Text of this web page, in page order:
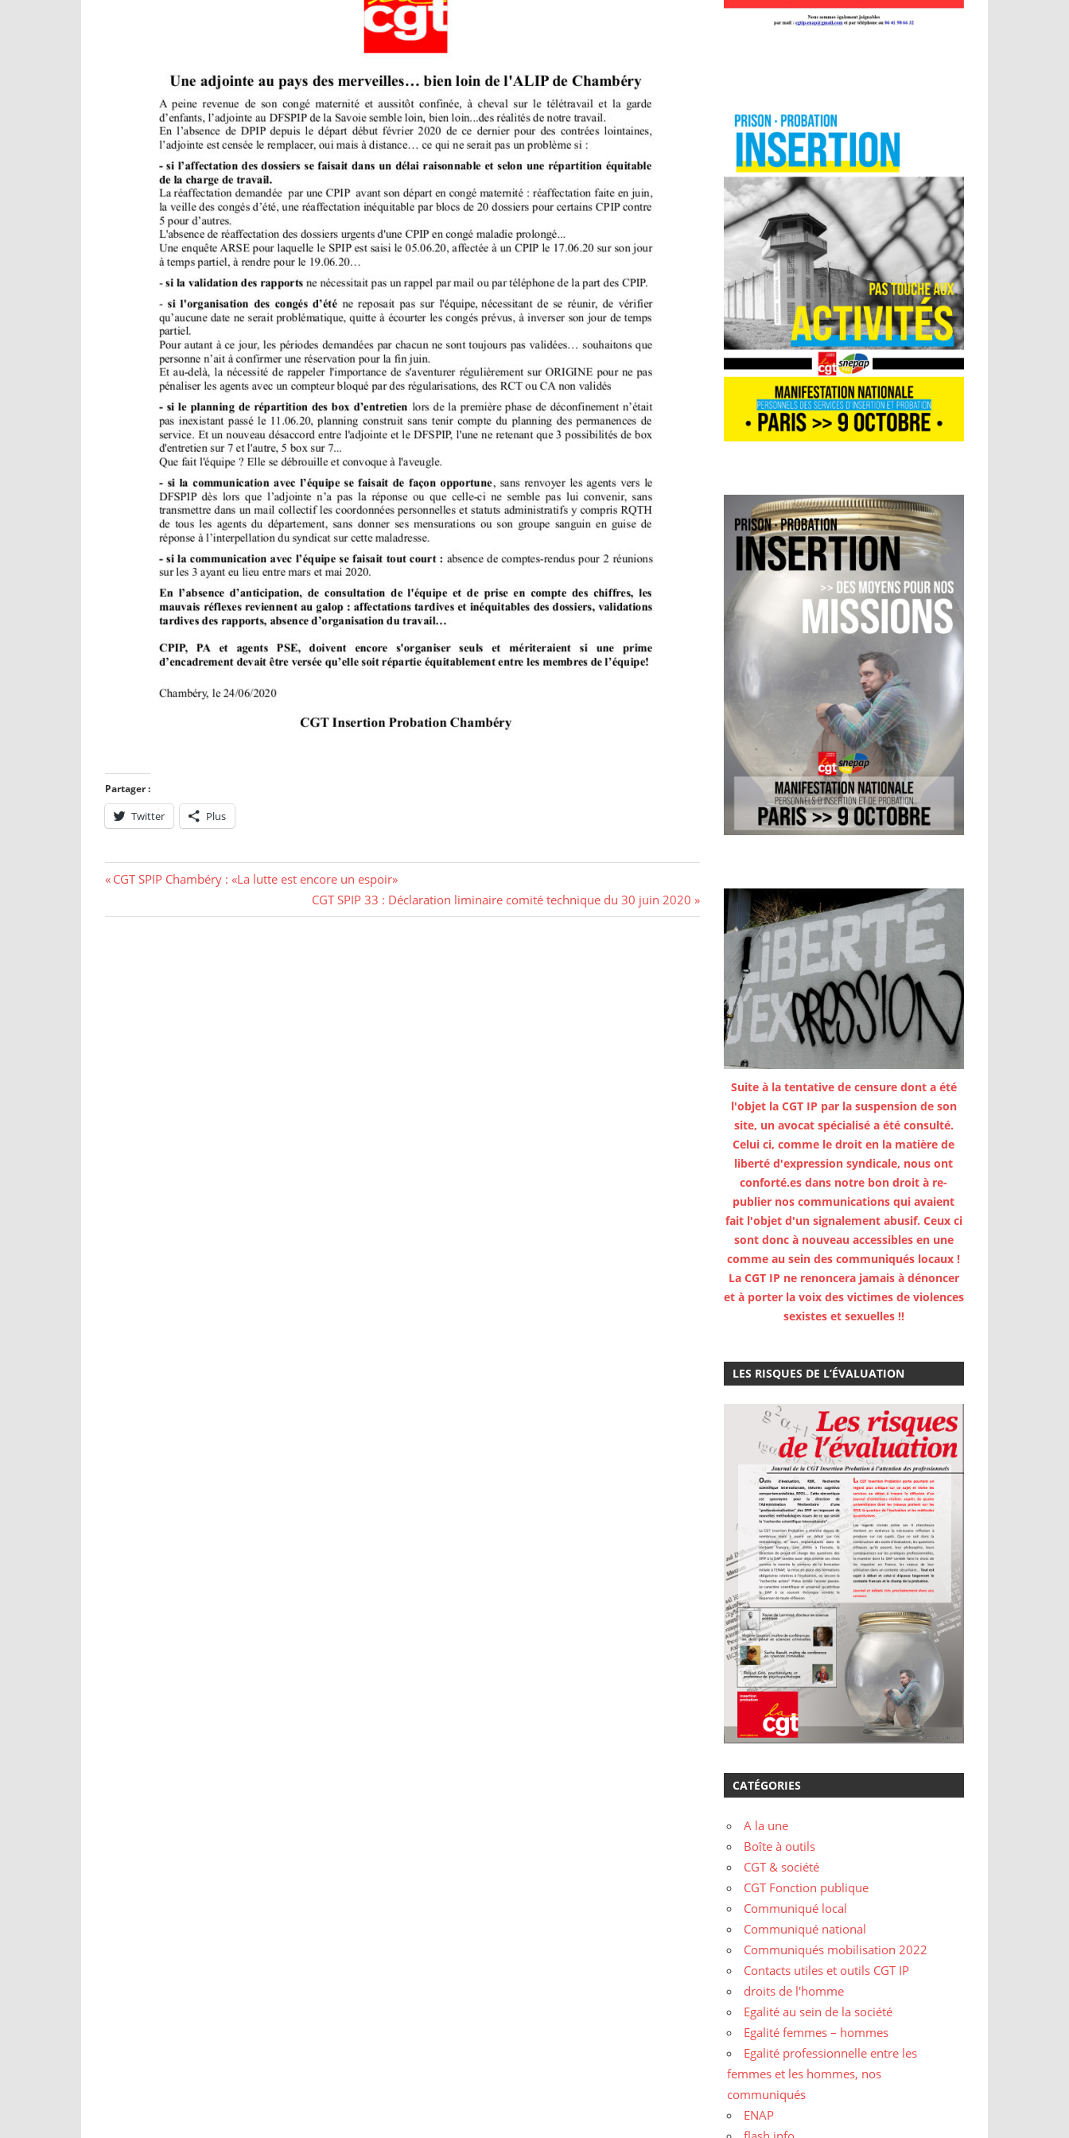
Partager :
Twitter Plus
CGT SPIP Chambéry : «La lutte est encore un espoir»
CGT SPIP 33 : Déclaration liminaire comité technique du 30 juin 2020
Suite à la tentative de censure dont a été
l'objet la CGT IP par la suspension de son
site, un avocat spécialisé a été consulté.
Celui ci, comme le droit en la matière de
liberté d'expression syndicale, nous ont
conforté.es dans notre bon droit à re-
publier nos communications qui avaient
fait l'objet d'un signalement abusif. Ceux ci
sont donc à nouveau accessibles en une
comme au sein des communiqués locaux !
La CGT IP ne renoncera jamais à dénoncer
et à porter la voix des victimes de violences
sexistes et sexuelles !!
LES RISQUES DE L’ÉVALUATION
CATÉGORIES
A la une
Boîte à outils
CGT & société
CGT Fonction publique
Communiqué local
Communiqué national
Communiqués mobilisation 2022
Contacts utiles et outils CGT IP
droits de l'homme
Egalité au sein de la société
Egalité femmes – hommes
Egalité professionnelle entre les
femmes et les hommes, nos
communiqués
ENAP